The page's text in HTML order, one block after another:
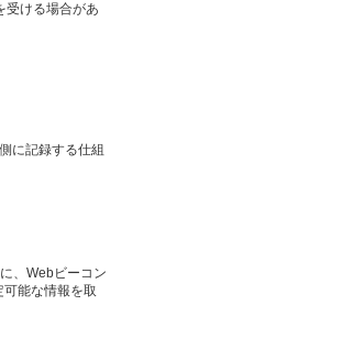
受ける場合があ
に記録する仕組
、Webビーコン
能な情報を取